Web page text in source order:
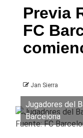
Previa
FC
Jan Sierra
Jugadores del
Barcelona